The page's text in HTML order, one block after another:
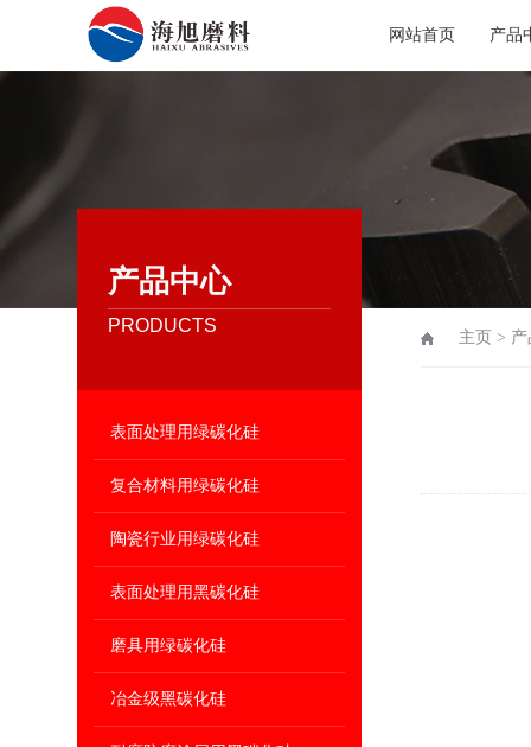
网站首页 产品
产品中心
PRODUCTS
表面处理用绿碳化硅
复合材料用绿碳化硅
陶瓷行业用绿碳化硅
表面处理用黑碳化硅
磨具用绿碳化硅
冶金级黑碳化硅
主页 >